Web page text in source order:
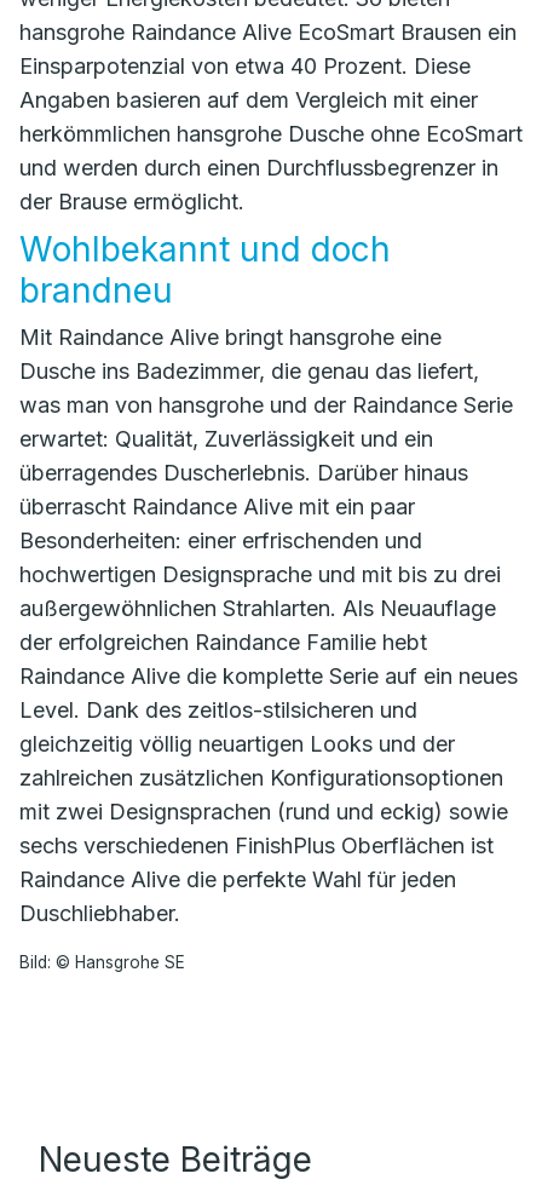
hansgrohe Raindance Alive EcoSmart Brausen ein
Einsparpotenzial von etwa 40 Prozent. Diese
Angaben basieren auf dem Vergleich mit einer
herkömmlichen hansgrohe Dusche ohne EcoSmart
und werden durch einen Durchflussbegrenzer in
der Brause ermöglicht.
Wohlbekannt und doch
brandneu
Mit Raindance Alive bringt hansgrohe eine
Dusche ins Badezimmer, die genau das liefert,
was man von hansgrohe und der Raindance Serie
erwartet: Qualität, Zuverlässigkeit und ein
überragendes Duscherlebnis. Darüber hinaus
überrascht Raindance Alive mit ein paar
Besonderheiten: einer erfrischenden und
hochwertigen Designsprache und mit bis zu drei
außergewöhnlichen Strahlarten. Als Neuauflage
der erfolgreichen Raindance Familie hebt
Raindance Alive die komplette Serie auf ein neues
Level. Dank des zeitlos-stilsicheren und
gleichzeitig völlig neuartigen Looks und der
zahlreichen zusätzlichen Konfigurationsoptionen
mit zwei Designsprachen (rund und eckig) sowie
sechs verschiedenen FinishPlus Oberflächen ist
Raindance Alive die perfekte Wahl für jeden
Duschliebhaber.
Bild: © Hansgrohe SE
Neueste Beiträge